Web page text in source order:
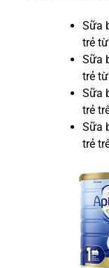
Sữa
trẻ
Sữa
trẻ
Sữa
trẻ
Sữa
trẻ